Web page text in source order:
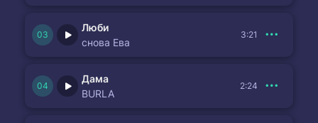
Люби
снова Ева
3:21
Дама
BURLA
2:24